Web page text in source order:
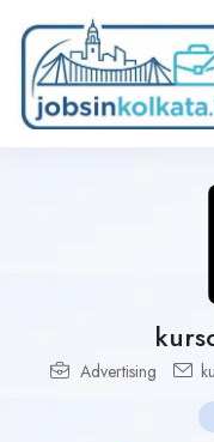
Advertising